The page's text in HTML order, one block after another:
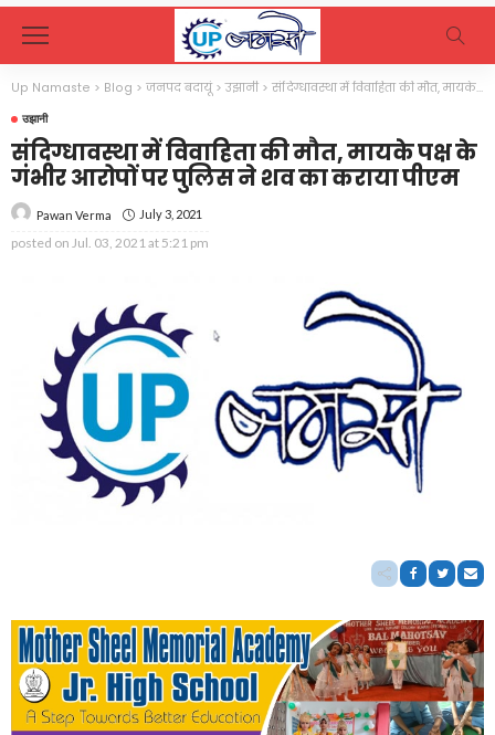
Up Namaste > Blog > जनपद बदायूं>उझानी > संदिग्धावस्था में विवाहिता की मौत, मायके पक्ष के गंभीर आरोपों पर पुलिस ने शव का कराया पीएम
उझानी
संदिग्धावस्था में विवाहिता की मौत, मायके पक्ष के
गंभीर आरोपों पर पुलिस ने शव का कराया पीएम
Pawan Verma July 3, 2021
posted on Jul. 03, 2021 at 5:21 pm